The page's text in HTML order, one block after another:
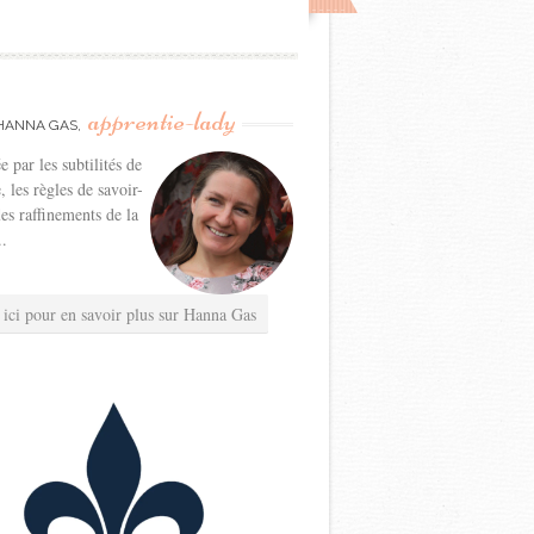
GAS, apprentie-lady
par les subtilités de
les règles de savoir-
raffinements de la
pour en savoir plus sur Hanna Gas